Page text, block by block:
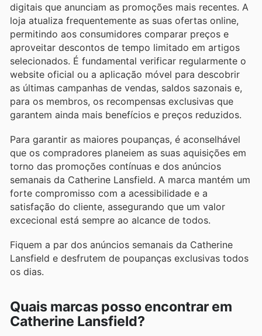
digitais que anunciam as promoções mais recentes. A
loja atualiza frequentemente as suas ofertas online,
permitindo aos consumidores comparar preços e
aproveitar descontos de tempo limitado em artigos
selecionados. É fundamental verificar regularmente o
website oficial ou a aplicação móvel para descobrir
as últimas campanhas de vendas, saldos sazonais e,
para os membros, os recompensas exclusivas que
garantem ainda mais benefícios e preços reduzidos.
Para garantir as maiores poupanças, é aconselhável
que os compradores planeiem as suas aquisições em
torno das promoções contínuas e dos anúncios
semanais da Catherine Lansfield. A marca mantém um
forte compromisso com a acessibilidade e a
satisfação do cliente, assegurando que um valor
excecional está sempre ao alcance de todos.
Fiquem a par dos anúncios semanais da Catherine
Lansfield e desfrutem de poupanças exclusivas todos
os dias.
Quais marcas posso encontrar em
Catherine Lansfield?